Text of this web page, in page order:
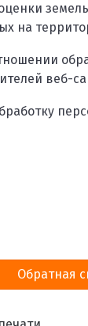
на
веб-
Обратная